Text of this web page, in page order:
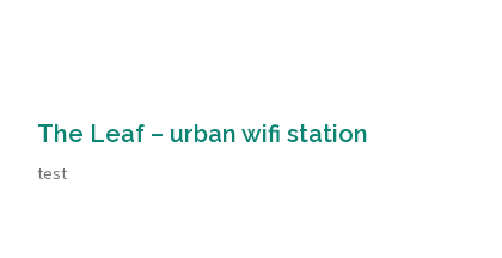
The Leaf – urban wifi station
test